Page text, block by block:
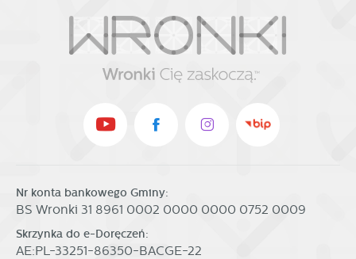
Nr konta bankowego Gminy:
BS Wronki 31 8961 0002 0000 0000 0752 0009
Skrzynka do e-Doręczeń:
AE:PL-33251-86350-BACGE-22